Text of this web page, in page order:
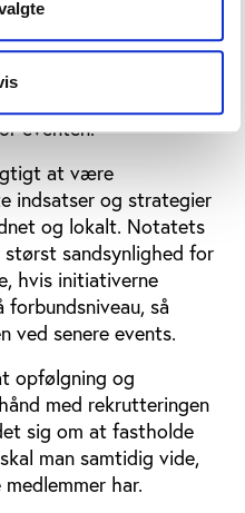
af en event. Hvis
flere medlemmer
aktivitet, skal der
eventen.
at være
indsatser og strategier
og lokalt. Notatets
sandsynlighed for
hvis initiativerne
så
ved senere events.
opfølgning og
med rekrutteringen
sig om at fastholde
man samtidig vide,
har.